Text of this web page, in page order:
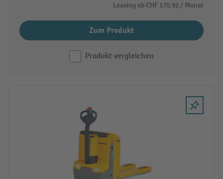
Leasing ab CHF 170.92 / Monat
Zum Produkt
Produkt vergleichen